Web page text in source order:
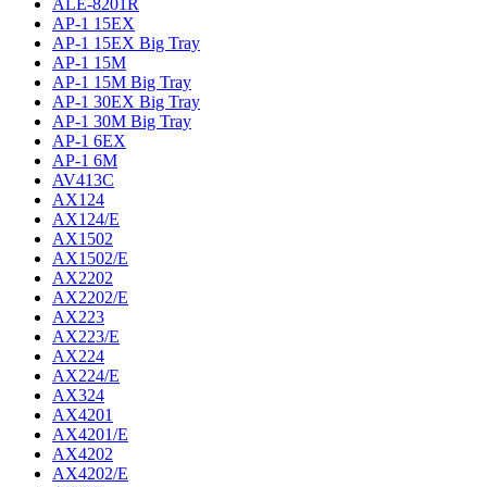
ALE-8201R
AP-1 15EX
AP-1 15EX Big Tray
AP-1 15M
AP-1 15M Big Tray
AP-1 30EX Big Tray
AP-1 30M Big Tray
AP-1 6EX
AP-1 6M
AV413C
AX124
AX124/E
AX1502
AX1502/E
AX2202
AX2202/E
AX223
AX223/E
AX224
AX224/E
AX324
AX4201
AX4201/E
AX4202
AX4202/E